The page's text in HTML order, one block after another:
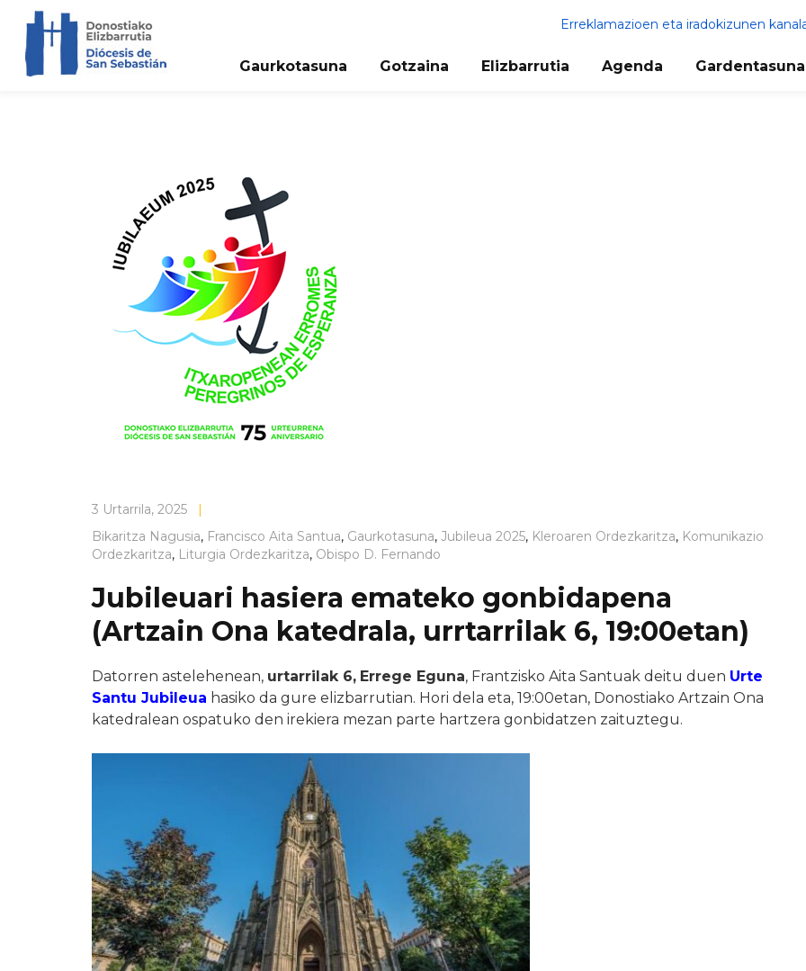
Erreklamazioen eta iradokizunen
Gaurkotasuna Gotzaina Elizbarrutia Agenda Gardentasuna
3 Urtarrila, 2025
|
Bikaritza Nagusia, Francisco Aita Santua, Gaurkotasuna, Jubileua 2025, Kleroaren Ordezkaritza, Komunikazio
Ordezkaritza, Liturgia Ordezkaritza, Obispo D. Fernando
Jubileuari hasiera emateko gonbidapena
(Artzain Ona katedrala, urrtarrilak 6, 19:00etan)
Datorren astelehenean, urtarrilak 6, Errege Eguna, Frantzisko Aita Santuak deitu duen Urte
Santu Jubileua hasiko da gure elizbarrutian. Hori dela eta, 19:00etan, Donostiako Artzain Ona
katedralean ospatuko den irekiera mezan parte hartzera gonbidatzen zaituztegu.